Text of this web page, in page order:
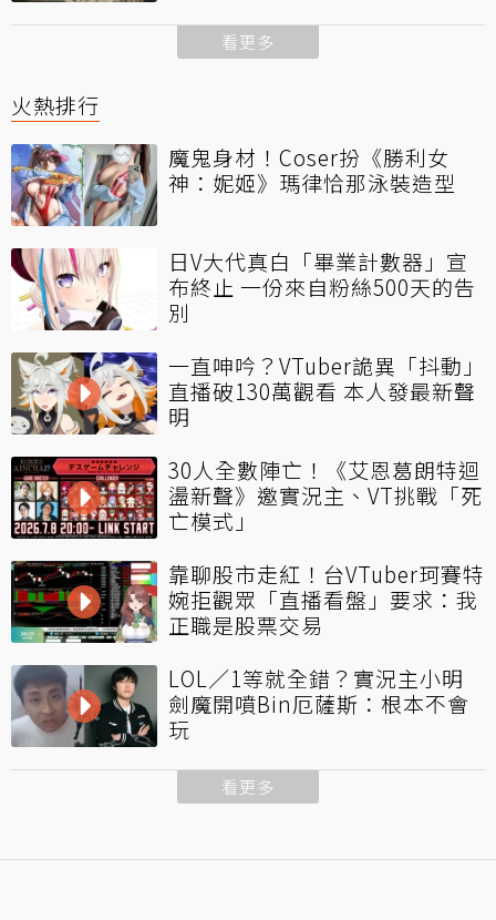
看更多
火熱排行
魔鬼身材！Coser扮《勝利女
神：妮姬》瑪律恰那泳裝造型
日V大代真白「畢業計數器」宣
布終止 一份來自粉絲500天的告
別
一直呻吟？VTuber詭異「抖動」
直播破130萬觀看 本人發最新聲
明
30人全數陣亡！《艾恩葛朗特迴
盪新聲》邀實況主、VT挑戰「死
亡模式」
靠聊股市走紅！台VTuber珂賽特
婉拒觀眾「直播看盤」要求：我
正職是股票交易
LOL／1等就全錯？實況主小明
劍魔開噴Bin厄薩斯：根本不會
玩
看更多